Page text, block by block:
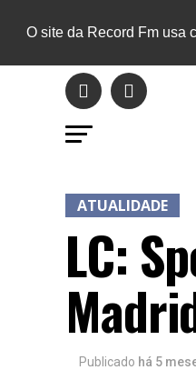
O site da Record Fm usa
ATUALIDADE
LC:
Publicado há 5